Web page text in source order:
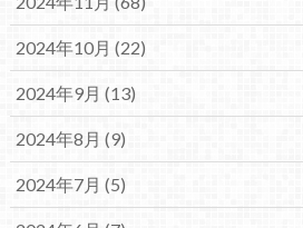
2024年10月 (22)
2024年9月 (13)
2024年8月 (9)
2024年7月 (5)